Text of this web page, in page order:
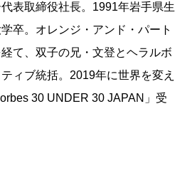
ラルボニーの商品を買い、企業
産にカネを払うのは、寄付行
もそこに独自の価値を認めた上
トの価値はどこにあるのか。
ーティストの作品を世の中に広
表取締役社長。1991年岩手県生
卒。オレンジ・アンド・パート
て、双子の兄・文登とヘラルボ
ィブ統括。2019年に世界を変え
30 UNDER 30 JAPAN」受